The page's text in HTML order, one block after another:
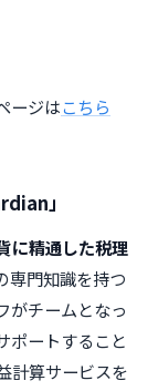
ージはこちら
」
に精通した税理
専門知識を持つ
がチームとなっ
ポートすること
計算サービスを